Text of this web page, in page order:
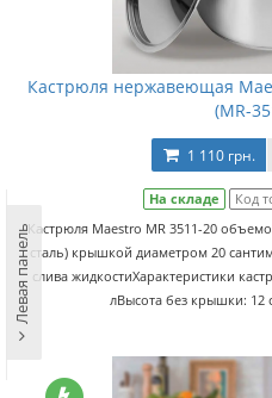
Кастрюля нержавеющая
(MR-
1 110 грн.
На складе Код
Кастрюля Maestro MR 3511-20
сталь) крышкой диаметром 20
слива жидкостиХарактеристики
лВысота без крышки:
Левая панель